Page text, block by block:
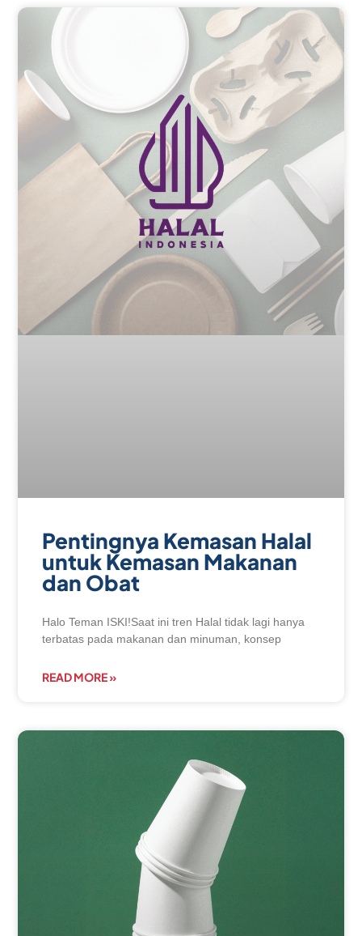
Pentingnya Kemasan Halal
untuk Kemasan Makanan
dan Obat
Halo Teman ISKI!Saat ini tren Halal tidak lagi hanya
terbatas pada makanan dan minuman, konsep
READ MORE »